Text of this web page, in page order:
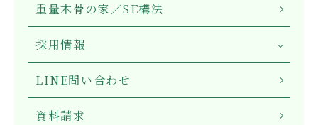
重量木骨の家／SE構法
採用情報
LINE問い合わせ
資料請求